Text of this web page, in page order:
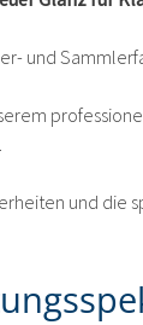
und
und die